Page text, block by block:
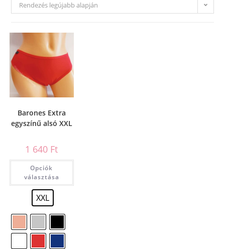
Rendezés legújabb alapján
Barones Extra
egyszínű alsó XXL
1 640 Ft
Opciók
választása
XXL